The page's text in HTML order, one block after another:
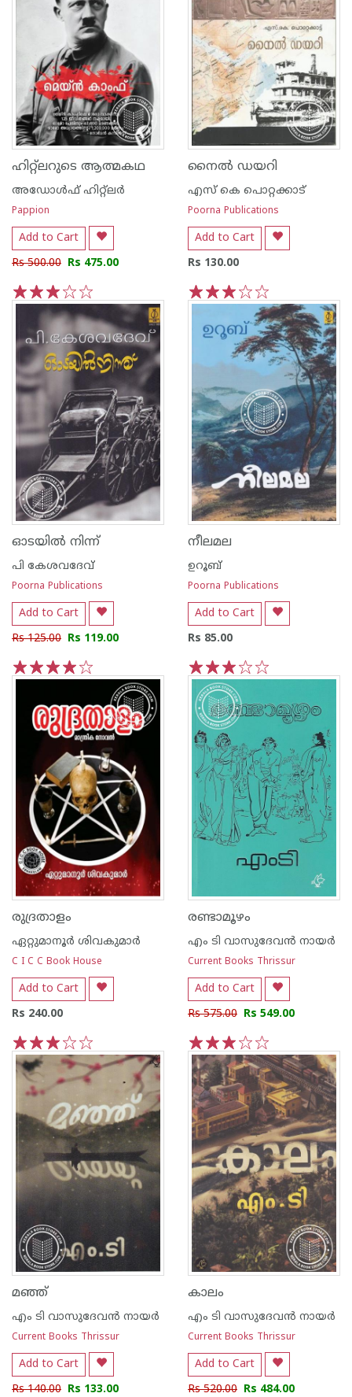
ഹിറ്റ്ലറുടെ ആത്മകഥ
അഡോള്‍ഫ് ഹിറ്റ്ലര്‍
Pappion
Add to Cart
Rs 500.00 Rs 475.00
5
4
3
2
1
നൈല്‍ ഡയറി
എസ്‌ കെ പൊറ്റക്കാട്‌
Poorna Publications
Add to Cart
Rs 130.00
5
4
3
2
1
ഓടയില്‍ നിന്ന്
പി കേശവദേവ്‌
Poorna Publications
Add to Cart
Rs 125.00 Rs 119.00
5
4
3
2
1
നീലമല
ഉറൂബ്‌
Poorna Publications
Add to Cart
Rs 85.00
5
4
3
2
1
രുദ്രതാളം
ഏറ്റുമാനൂര്‍ ശിവകുമാര്‍
C I C C Book House
Add to Cart
Rs 240.00
5
4
3
2
1
രണ്ടാമൂഴം
എം ടി വാസുദേവന്‍ നായര്‍
Current Books Thrissur
Add to Cart
Rs 575.00 Rs 549.00
5
4
3
2
1
മഞ്ഞ്
എം ടി വാസുദേവന്‍ നായര്‍
Current Books Thrissur
Add to Cart
Rs 140.00 Rs 133.00
കാലം
എം ടി വാസുദേവന്‍ നായര്‍
Current Books Thrissur
Add to Cart
Rs 520.00 Rs 484.00